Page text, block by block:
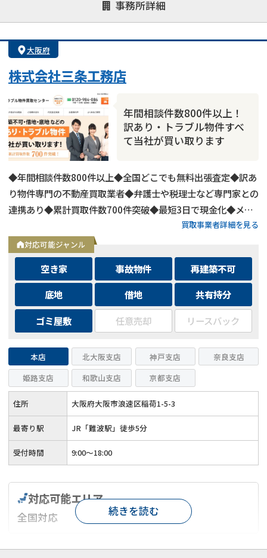
事務所詳細
士業連携有り
大阪府
株式会社三条工務店
年間相談件数800件以上！
訳あり・トラブル物件すべ
て当社が買い取ります
◆年間相談件数800件以上◆全国どこでも無料出張査定◆訳あ
り物件専門の不動産買取業者◆弁護士や税理士など専門家との
連携あり◆累計買取件数700件突破◆最短3日で現金化◆メー
買取事業者詳細を見る
対応可能ジャンル
空き家 事故物件
再建築不可
底地
借地
共有持分
ゴミ屋敷
任意売却 リースバック
本店 北大阪支店 神戸支店
奈良支店
姫路支店
和歌山支店 京都支店
住所 大阪府大阪市浪速区稲荷1-5-3
最寄り駅 JR「難波駅」徒歩5分
受付時間 9:00～18:00
対応可能エリア
全国対応
対応が親身 オンライン面談可能
レスポンスが早い
続きを読む